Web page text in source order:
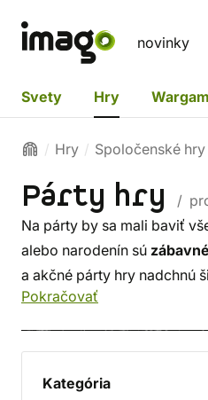
novinky
Svety Hry
Hry Spoločenské hry
Párty hry
/
Na párty by sa mali baviť
alebo narodenín sú
a akčné párty hry nadchnú
Prebúdza fantáziu, cibrí
Pokračovať
Kategória